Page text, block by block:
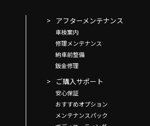
アフターメンテナンス
車検案内
修理メンテナンス
納車前整備
鈑金修理
ご購入サポート
安心保証
おすすめオプション
メンテナンスパック